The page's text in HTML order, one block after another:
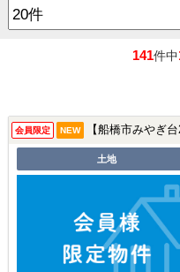
141件中
会員限定 NEW 【船橋市みやぎ
土地